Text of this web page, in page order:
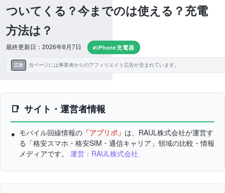
ついてくる？今までのは使える？充電
方法は？
最終更新日：2026年8月7日 #iPhone充電器
広告 当ページには事業者からのアフィリエイト広告が含まれています。
サイト・運営者情報
モバイル回線情報の 「アプリポ」 は、RAUL株式会社が運営す
る「格安スマホ・格安SIM・通信キャリア」領域の比較・情報
メディアです。 運営：RAUL株式会社